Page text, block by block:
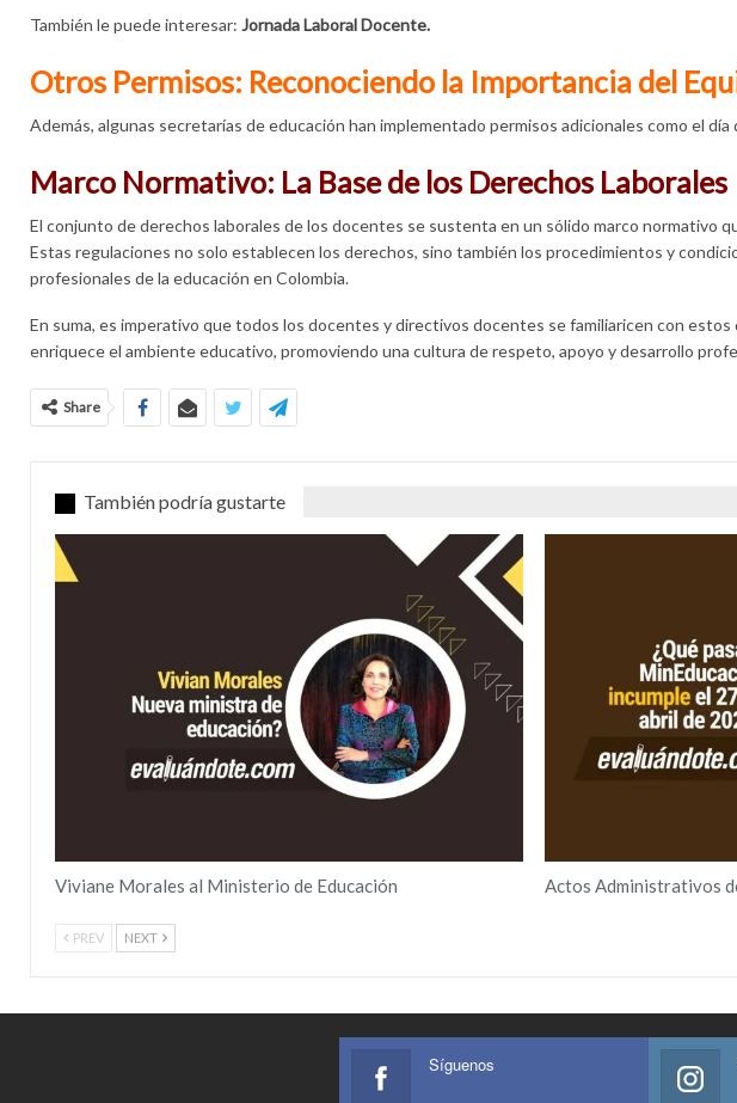
También le puede interesar: Jornada Laboral Docente.
Otros Permisos: Reconociendo la Importancia del
Además, algunas secretarías de educación han implementado permisos adicionales como el
Marco Normativo: La Base de los Derechos Laborales
El conjunto de derechos laborales de los docentes se sustenta en un sólido marco normativo
Estas regulaciones no solo establecen los derechos, sino también los procedimientos y
profesionales de la educación en Colombia.
En suma, es imperativo que todos los docentes y directivos docentes se familiaricen con
enriquece el ambiente educativo, promoviendo una cultura de respeto, apoyo y desarrollo
Share
También podría gustarte
Viviane Morales al Ministerio de Educación Actos Administrativos
PREV NEXT
Síguenos